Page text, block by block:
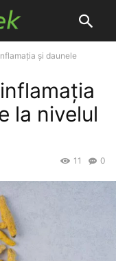
și daunele
la nivelul
0
11